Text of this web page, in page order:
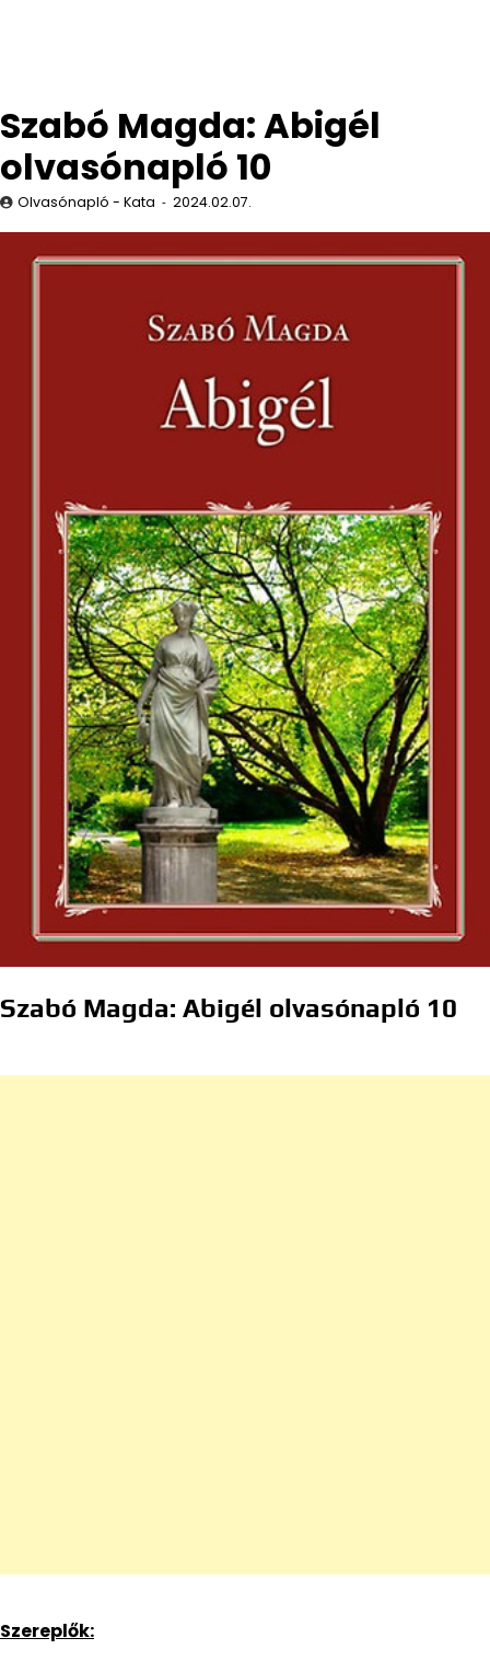
Szabó Magda: Abigél
olvasónapló 10
Olvasónapló - Kata 2024.02.07.
Szabó Magda: Abigél olvasónapló 10
Szereplők: